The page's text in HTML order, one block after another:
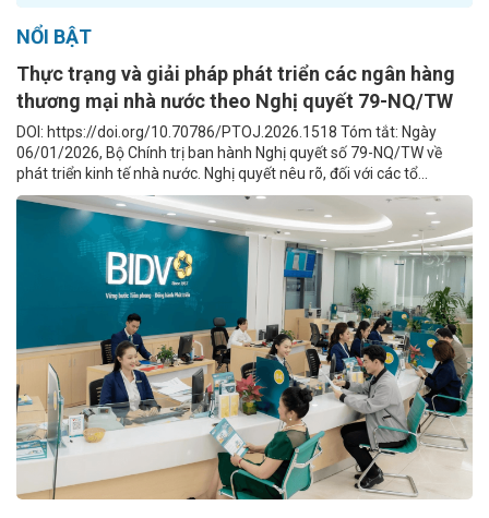
NỔI BẬT
Thực trạng và giải pháp phát triển các ngân hàng
thương mại nhà nước theo Nghị quyết 79-NQ/TW
DOI: https://doi.org/10.70786/PTOJ.2026.1518 Tóm tắt: Ngày
06/01/2026, Bộ Chính trị ban hành Nghị quyết số 79-NQ/TW về
phát triển kinh tế nhà nước. Nghị quyết nêu rõ, đối với các tổ...